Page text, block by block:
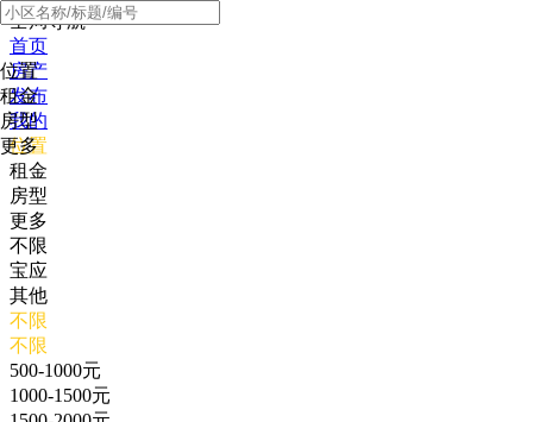
全局导航
首页
房产
发布
我的
位置
租金
房型
更多
位置
租金
房型
更多
不限
宝应
其他
不限
不限
500-1000元
1000-1500元